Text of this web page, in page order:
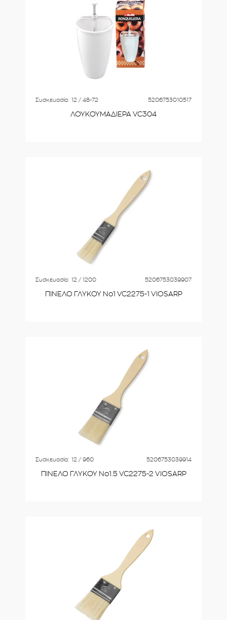
Συσκευασία: 12 / 48-72 5206753010517
ΛΟΥΚΟΥΜΑΔΙΕΡΑ VC304
Συσκευασία: 12 / 1200 5206753039907
ΠΙΝΕΛΟ ΓΛΥΚΟΥ Νο1 VC2275-1 VIOSARP
Συσκευασία: 12 / 960 5206753039914
ΠΙΝΕΛΟ ΓΛΥΚΟΥ Νο1.5 VC2275-2 VIOSARP